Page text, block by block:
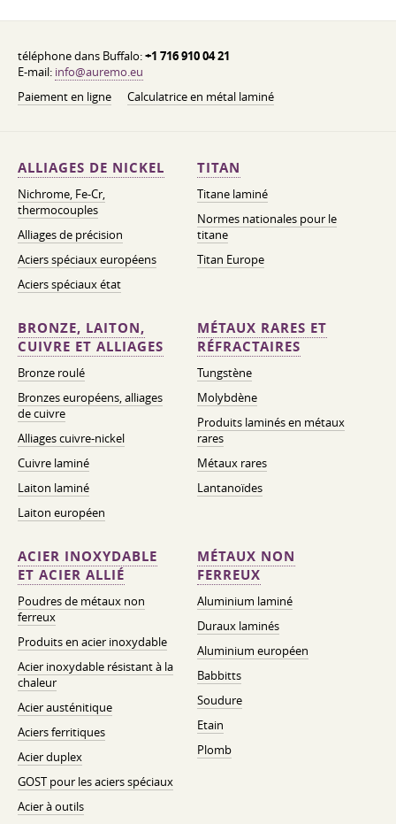
téléphone dans Buffalo:+1 716 910 04 21
E-mail: info@auremo.eu
Paiement en ligne
Calculatrice en métal laminé
ALLIAGES DE NICKEL
Nichrome, Fe-Cr,
thermocouples
Alliages de précision
Aciers spéciaux européens
Aciers spéciaux état
TITAN
Titane laminé
Normes nationales pour le
titane
Titan Europe
BRONZE, LAITON,
CUIVRE ET ALLIAGES
Bronze roulé
Bronzes européens, alliages
de cuivre
Alliages cuivre-nickel
Cuivre laminé
Laiton laminé
Laiton européen
MÉTAUX RARES ET
RÉFRACTAIRES
Tungstène
Molybdène
Produits laminés en métaux
rares
Métaux rares
Lantanoïdes
ACIER INOXYDABLE
ET ACIER ALLIÉ
Poudres de métaux non
ferreux
Produits en acier inoxydable
Acier inoxydable résistant à la
chaleur
Acier austénitique
Aciers ferritiques
Acier duplex
GOST pour les aciers spéciaux
Acier à outils
MÉTAUX NON
FERREUX
Aluminium laminé
Duraux laminés
Aluminium européen
Babbitts
Soudure
Etain
Plomb